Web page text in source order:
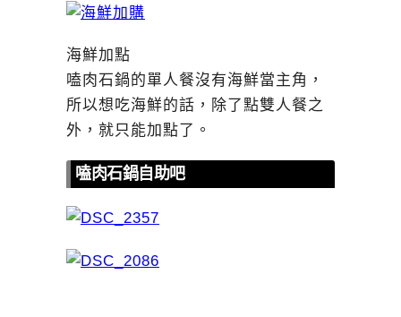
海鮮加點
嗑肉石鍋的單人餐沒有海鮮當主角，
所以想吃海鮮的話，除了點雙人餐之
外，就只能加點了。
嗑肉石鍋自助吧